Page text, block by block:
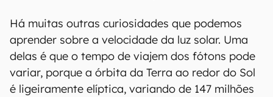
Há muitas outras curiosidades que podemos
aprender sobre a velocidade da luz solar. Uma
delas é que o tempo de viajem dos fótons pode
variar, porque a órbita da Terra ao redor do Sol
é ligeiramente elíptica, variando de 147 milhões